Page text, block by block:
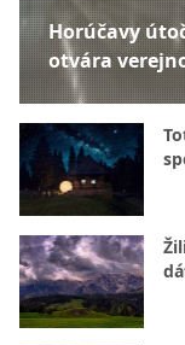
Horúčavy
otvára